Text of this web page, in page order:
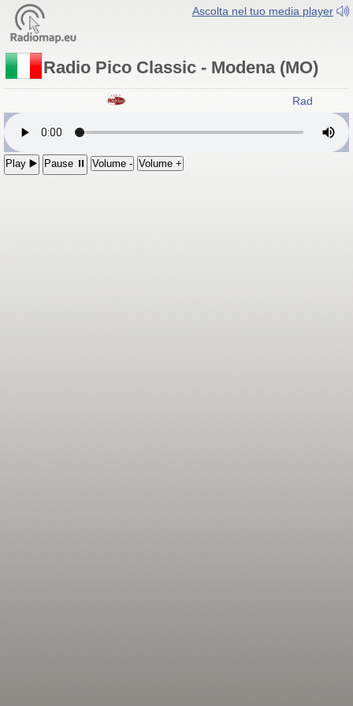
Ascolta nel tuo media player
Radio Pico Classic - Modena (MO)
Radio Pico
Play ▶️ Pause ⏸ Volume - Volume +